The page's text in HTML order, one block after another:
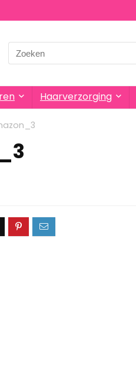
Search
for:
Haarverzorging